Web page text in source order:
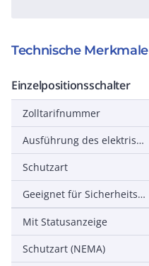
Technische Merkmale
Einzelpositionsschalter
Zolltarifnummer
Ausführung des elektrischen Anschlusses
Schutzart
Geeignet für Sicherheitsfunktionen
Mit Statusanzeige
Schutzart (NEMA)